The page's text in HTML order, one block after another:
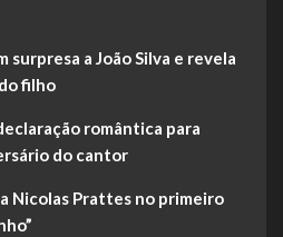
surpresa a João Silva e revela
filho
romântica para
do cantor
Nicolas Prattes no primeiro